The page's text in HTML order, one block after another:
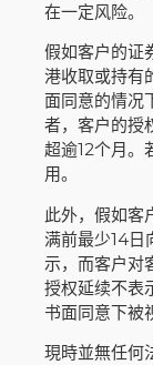
在一定风险。
假如客户的证
港收取或持有
面同意的情况
者，客户的授
超逾12个月。
用。
此外，假如客
满前最少14日
示，而客户对
授权延续不表
书面同意下被
現時並無任何